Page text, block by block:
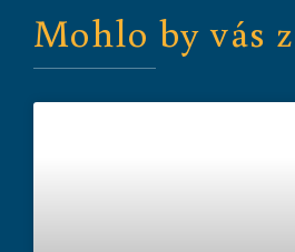
Mohlo by vás